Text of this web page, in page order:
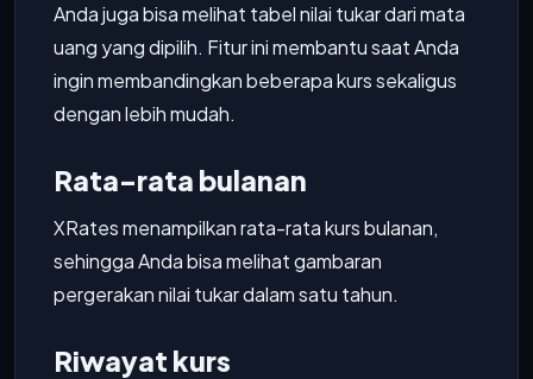
Anda juga bisa melihat tabel nilai tukar dari mata
uang yang dipilih. Fitur ini membantu saat Anda
ingin membandingkan beberapa kurs sekaligus
dengan lebih mudah.
Rata-rata bulanan
XRates menampilkan rata-rata kurs bulanan,
sehingga Anda bisa melihat gambaran
pergerakan nilai tukar dalam satu tahun.
Riwayat kurs